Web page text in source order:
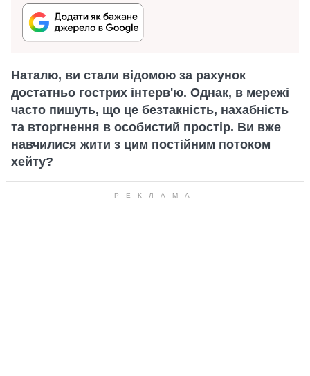
Наталю, ви стали відомою за рахунок
достатньо гострих інтерв'ю. Однак, в мережі
часто пишуть, що це безтакність, нахабність
та вторгнення в особистий простір. Ви вже
навчилися жити з цим постійним потоком
хейту?